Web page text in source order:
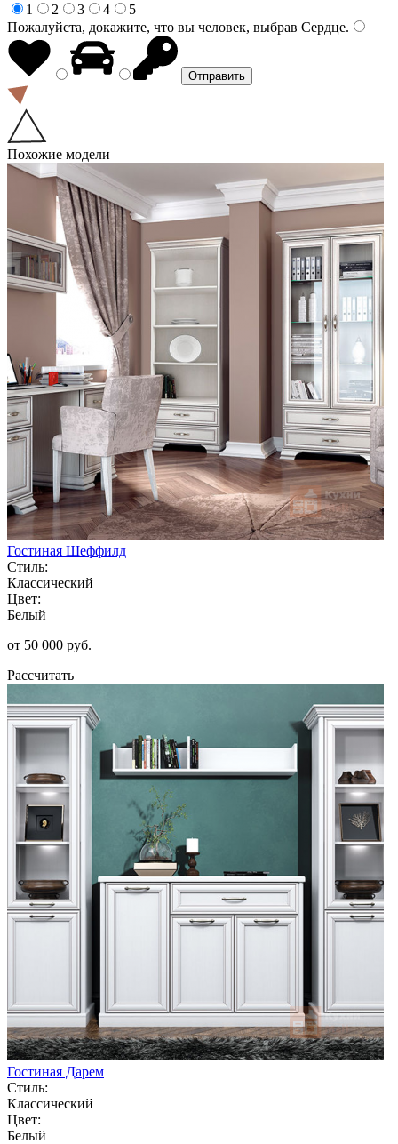
1
2 3 4
5
Пожалуйста, докажите, что вы человек, выбрав Сердце.
Похожие модели
Гостиная Шеффилд
Стиль:
Классический
Цвет:
Белый
от 50 000 руб.
Рассчитать
Гостиная Дарем
Стиль:
Классический
Цвет:
Белый